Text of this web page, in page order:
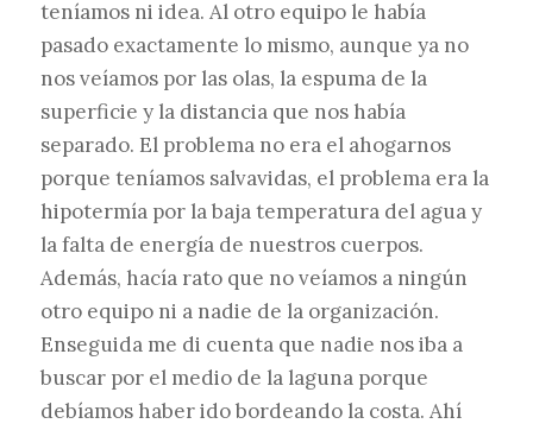
teníamos ni idea. Al otro equipo le había
pasado exactamente lo mismo, aunque ya no
nos veíamos por las olas, la espuma de la
superficie y la distancia que nos había
separado. El problema no era el ahogarnos
porque teníamos salvavidas, el problema era la
hipotermía por la baja temperatura del agua y
la falta de energía de nuestros cuerpos.
Además, hacía rato que no veíamos a ningún
otro equipo ni a nadie de la organización.
Enseguida me di cuenta que nadie nos iba a
buscar por el medio de la laguna porque
debíamos haber ido bordeando la costa. Ahí